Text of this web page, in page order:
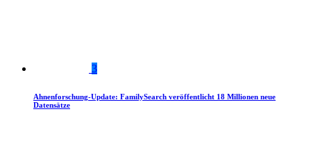
3
Ahnenforschung-Update: FamilySearch veröffentlicht 18 Millionen neue
Datensätze